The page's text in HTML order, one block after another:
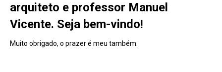
arquiteto e professor Manuel
Vicente. Seja bem-vindo!
Muito obrigado, o prazer é meu também.